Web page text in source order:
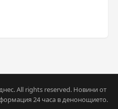
All rights reserved. Новини от
24 часа в денонощието.